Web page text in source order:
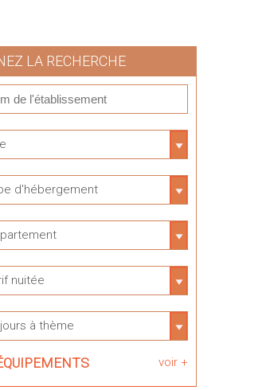
LA RECHERCHE
d'hébergement
nuitée
à thème
voir +